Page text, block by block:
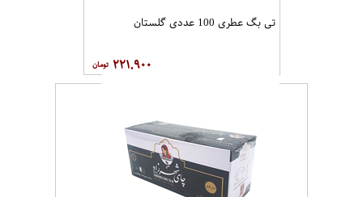
تی بگ عطری 100 عددی گلستان
۲۲۱,۹۰۰